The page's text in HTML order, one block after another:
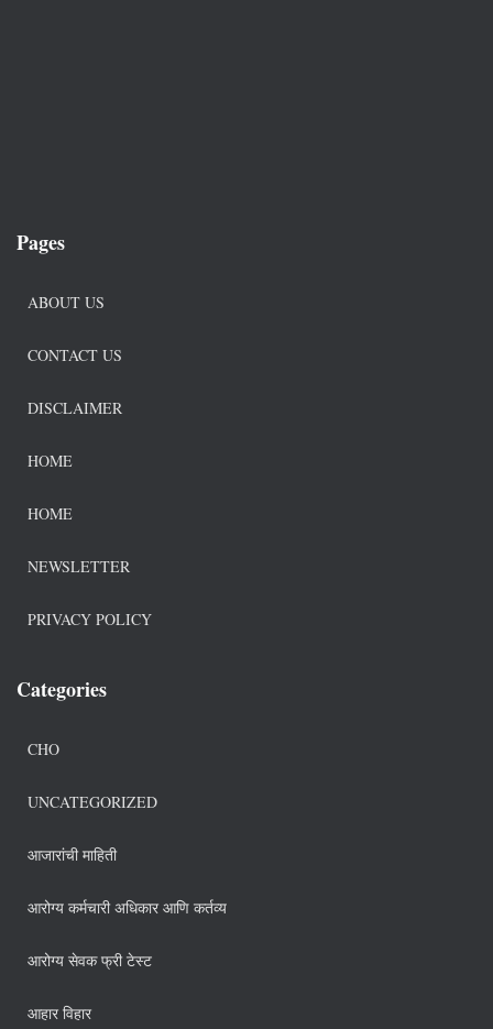
Pages
ABOUT US
CONTACT US
DISCLAIMER
HOME
HOME
NEWSLETTER
PRIVACY POLICY
Categories
CHO
UNCATEGORIZED
आजारांची माहिती
आरोग्य कर्मचारी अधिकार आणि कर्तव्य
आरोग्य सेवक फ्री टेस्ट
आहार विहार